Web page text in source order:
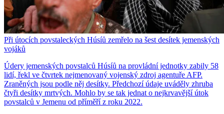
Při útocích povstaleckých Húsíů zemřelo na šest desítek jemenských
vojáků
Údery jemenských povstalců Húsíů na provládní jednotky zabily 58
lidí, řekl ve čtvrtek nejmenovaný vojenský zdroj agentuře AFP.
Zraněných jsou podle něj desítky. Předchozí údaje uváděly zhruba
čtyři desítky mrtvých. Mohlo by se tak jednat o nejkrvavější útok
povstalců v Jemenu od příměří z roku 2022.